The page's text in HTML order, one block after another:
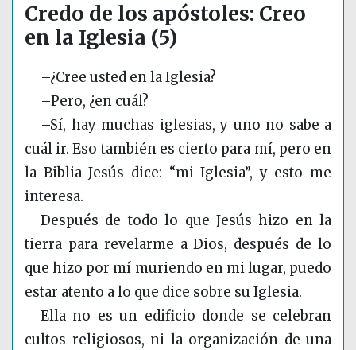
Credo de los apóstoles: Creo
en la Iglesia (5)
–¿Cree usted en la Iglesia?
–Pero, ¿en cuál?
–Sí, hay muchas iglesias, y uno no sabe a
cuál ir. Eso también es cierto para mí, pero en
la Biblia Jesús dice: “mi Iglesia”, y esto me
interesa.
Después de todo lo que Jesús hizo en la
tierra para revelarme a Dios, después de lo
que hizo por mí muriendo en mi lugar, puedo
estar atento a lo que dice sobre su Iglesia.
Ella no es un edificio donde se celebran
cultos religiosos, ni la organización de una